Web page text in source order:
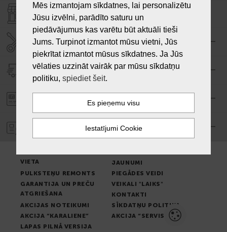
VEIKALI "LAIKS"
SERVISA CENTRS "LAIKS"
PIEGĀDE
PASŪTĪJUMA APMAKSA
GARANTIJA
VIETA
JAUNUMI
PULKSTEŅU REMONTS
PIEGĀDES VEIDI
GARANTIJA UN PREČU
ATGRIEŠANA
VEIKALI "LAIKS"
KONTAKTI
AKCIJAS NOTEIKUMI
SĪKDATŅU POLITIKA
AKCIJA “KARALIENE”
AKCIJA “SERVISS”
LAPAS PILNĀ VERSIJA
Mēs izmantojam sīkdatnes, lai personalizētu
Jūsu izvēlni, parādīto saturu un
piedāvājumus kas varētu būt aktuāli tieši
Jums. Turpinot izmantot mūsu vietni, Jūs
piekrītat izmantot mūsus sīkdatnes. Ja Jūs
vēlaties uzzināt vairāk par mūsu sīkdatņu
politiku, spiediet šeit.